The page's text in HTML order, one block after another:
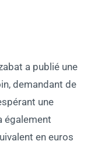
a publié une
demandant de
une
également
en euros